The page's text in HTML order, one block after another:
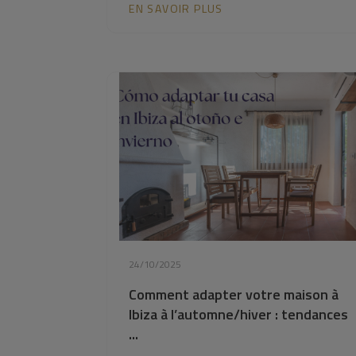
EN SAVOIR PLUS
24/10/2025
Comment adapter votre maison à
Ibiza à l’automne/hiver : tendances
...